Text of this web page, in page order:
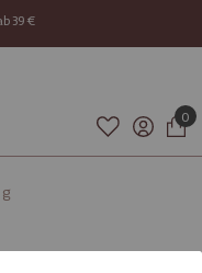
39 €
0